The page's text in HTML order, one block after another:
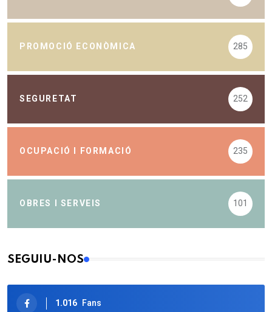
PROMOCIÓ ECONÒMICA 285
SEGURETAT 252
OCUPACIÓ I FORMACIÓ 235
OBRES I SERVEIS 101
SEGUIU-NOS
1.016 Fans